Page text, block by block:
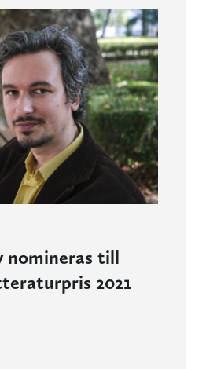
nomineras till
2021